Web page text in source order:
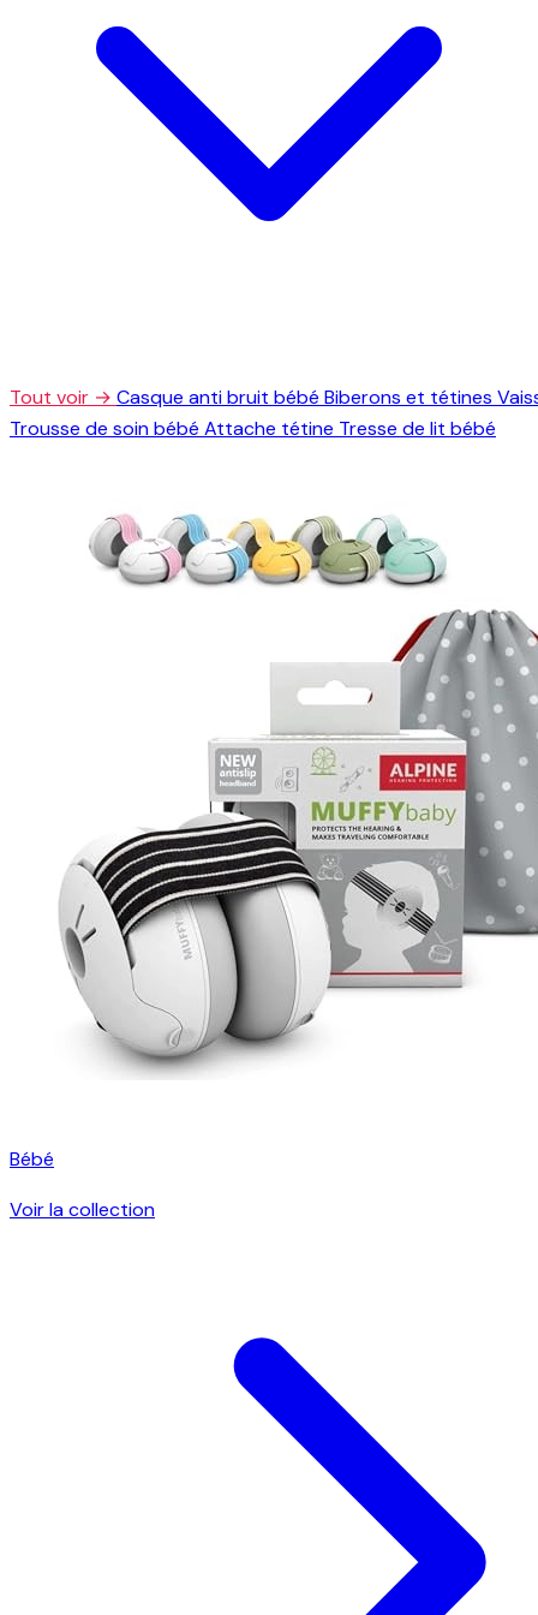
Tout voir → Casque anti bruit bébé Biberons et tétines
Trousse de soin bébé Attache tétine Tresse de lit bébé
Bébé
Voir la collection